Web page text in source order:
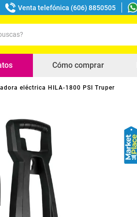
Venta telefónica (606) 8850505
Cómo comprar
eléctrica HILA-1800 PSI Truper
buscados